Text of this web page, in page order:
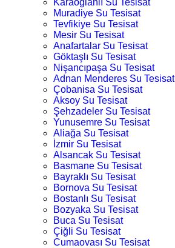
Karaoğlanlı Su Tesisat
Muradiye Su Tesisat
Tevfikiye Su Tesisat
Mesir Su Tesisat
Anafartalar Su Tesisat
Göktaşlı Su Tesisat
Nişancıpaşa Su Tesisat
Adnan Menderes Su Tesisat
Çobanisa Su Tesisat
Aksoy Su Tesisat
Şehzadeler Su Tesisat
Yunusemre Su Tesisat
Aliağa Su Tesisat
İzmir Su Tesisat
Alsancak Su Tesisat
Basmane Su Tesisat
Bayraklı Su Tesisat
Bornova Su Tesisat
Bostanlı Su Tesisat
Bozyaka Su Tesisat
Buca Su Tesisat
Çiğli Su Tesisat
Cumaovası Su Tesisat